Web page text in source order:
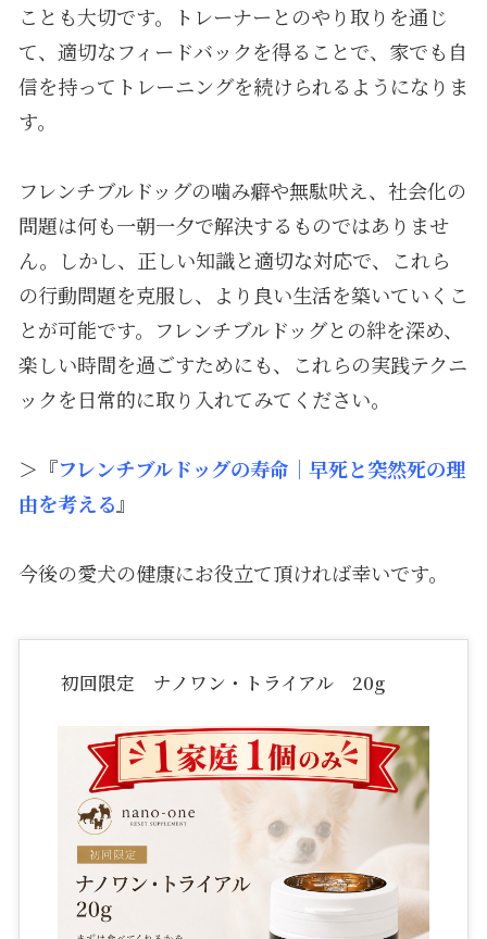
ことも大切です。トレーナーとのやり取りを通じ
て、適切なフィードバックを得ることで、家でも自
信を持ってトレーニングを続けられるようになりま
す。
フレンチブルドッグの噛み癖や無駄吠え、社会化の
問題は何も一朝一夕で解決するものではありませ
ん。しかし、正しい知識と適切な対応で、これら
の行動問題を克服し、より良い生活を築いていくこ
とが可能です。フレンチブルドッグとの絆を深め、
楽しい時間を過ごすためにも、これらの実践テクニ
ックを日常的に取り入れてみてください。
＞『フレンチブルドッグの寿命｜早死と突然死の理
由を考える 』
今後の愛犬の健康にお役立て頂ければ幸いです。
初回限定 ナノワン・トライアル 20g